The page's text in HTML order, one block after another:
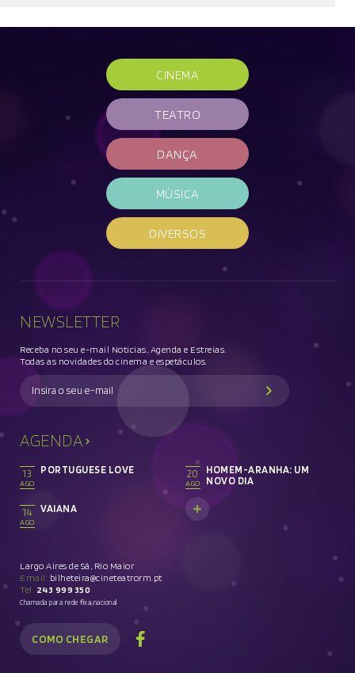
CINEMA
TEATRO
DANÇA
MÚSICA
DIVERSOS
NEWSLETTER
Receba no seu e-mail Noticias, Agenda e Estreias.
Todas as novidades do cinema e espetáculos.
AGENDA
13
AGO
PORTUGUESE LOVE
14
AGO
VAIANA
20
AGO
HOMEM-ARANHA: UM
NOVO DIA
Largo Aires de Sá, Rio Maior
Email: bilheteira@cineteatrorm.pt
Tel. 243 999 350
Chamada para rede fixa nacional
COMO CHEGAR